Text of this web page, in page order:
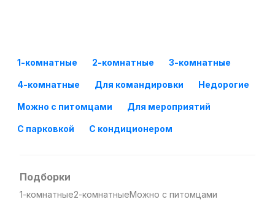
1-комнатные 2-комнатные 3-комнатные
4-комнатные Для командировки Недорогие
Можно с питомцами Для мероприятий
С парковкой С кондиционером
Подборки
1-комнатные2-комнатныеМожно с питомцами